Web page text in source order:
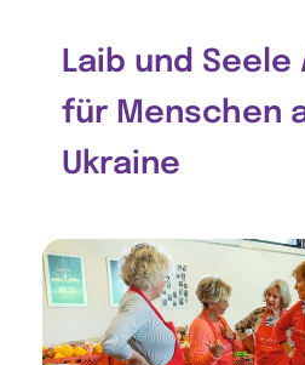
Laib und Seele
für Menschen
Ukraine